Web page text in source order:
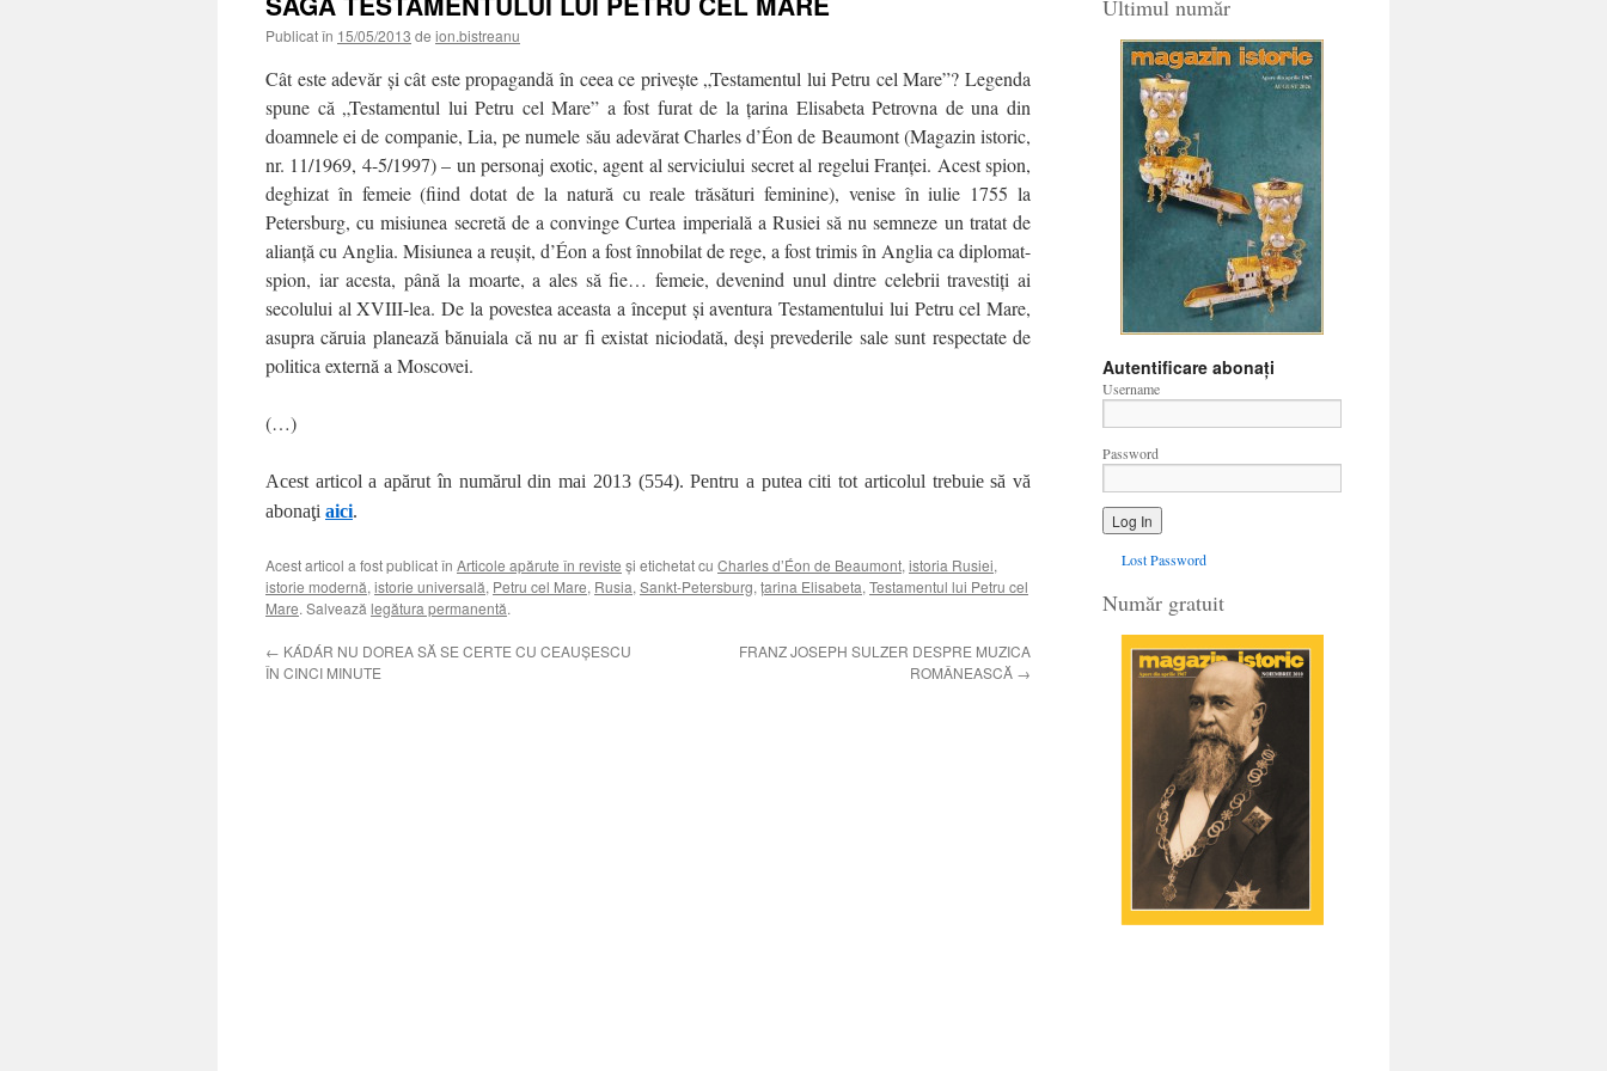
Publicat în 15/05/2013 de ion.bistreanu
Cât este adevăr şi cât este propagandă în ceea ce priveşte „Testamentul lui Petru cel Mare”? Legenda
spune că „Testamentul lui Petru cel Mare” a fost furat de la ţarina Elisabeta Petrovna de una din
doamnele ei de companie, Lia, pe numele său adevărat Charles d’Éon de Beaumont (Magazin istoric,
nr. 11/1969, 4-5/1997) – un personaj exotic, agent al serviciului secret al regelui Franţei. Acest spion,
deghizat în femeie (fiind dotat de la natură cu reale trăsături feminine), venise în iulie 1755 la
Petersburg, cu misiunea secretă de a convinge Curtea imperială a Rusiei să nu semneze un tratat de
alianţă cu Anglia. Misiunea a reuşit, d’Éon a fost înnobilat de rege, a fost trimis în Anglia ca diplomat-
spion, iar acesta, până la moarte, a ales să fie… femeie, devenind unul dintre celebrii travestiţi ai
secolului al XVIII-lea. De la povestea aceasta a început şi aventura Testamentului lui Petru cel Mare,
asupra căruia planează bănuiala că nu ar fi existat niciodată, deşi prevederile sale sunt respectate de
politica externă a Moscovei.
(…)
Acest articol a apărut în numărul din mai 2013 (554). Pentru a putea citi tot articolul trebuie să vă
abonaţi aici.
Acest articol a fost publicat în Articole apărute în reviste și etichetat cu Charles d’Éon de Beaumont, istoria Rusiei,
istorie modernă, istorie universală, Petru cel Mare, Rusia, Sankt-Petersburg, ţarina Elisabeta, Testamentul lui Petru cel
Mare. Salvează legătura permanentă.
← KÁDÁR NU DOREA SĂ SE CERTE CU CEAUŞESCU
ÎN CINCI MINUTE
FRANZ JOSEPH SULZER DESPRE MUZICA
ROMÂNEASCĂ →
Ultimul număr
Autentificare abonați
Username
Password
Lost Password
Număr gratuit